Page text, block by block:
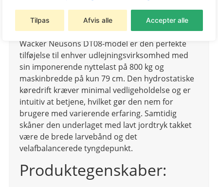
Tilpas Afvis alle Accepter alle
Wacker Neusons DT08-model er den perfekte
tilføjelse til enhver udlejningsvirksomhed med
sin imponerende nyttelast på 800 kg og
maskinbredde på kun 79 cm. Den hydrostatiske
køredrift kræver minimal vedligeholdelse og er
intuitiv at betjene, hvilket gør den nem for
brugere med varierende erfaring. Samtidig
skåner den underlaget med lavt jordtryk takket
være de brede larvebånd og det
velafbalancerede tyngdepunkt.
Produktegenskaber: